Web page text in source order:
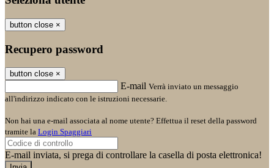
button close ×
Recupero password
button close ×
E-mail Verrà inviato un messaggio
all'indirizzo indicato con le istruzioni necessarie.
Non hai una e-mail associata al nome utente? Effettua il reset della password
tramite la Login Spaggiari
E-mail inviata, si prega di controllare la casella di posta elettronica!